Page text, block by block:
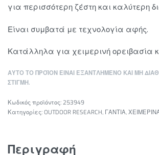
για περισσότερη ζέστη και καλύτερη
Είναι συμβατά με τεχνολογία αφής.
Κατάλληλα για χειμερινή ορειβασία
ΑΥΤΌ ΤΟ ΠΡΟΪΌΝ ΕΊΝΑΙ ΕΞΑΝΤΛΗΜΈΝΟ ΚΑΙ ΜΉ
ΣΤΙΓΜΉ.
253949
Κατηγορίες: OUTDOOR RESEARCH, ΓΑΝΤΙΑ,
Περιγραφή